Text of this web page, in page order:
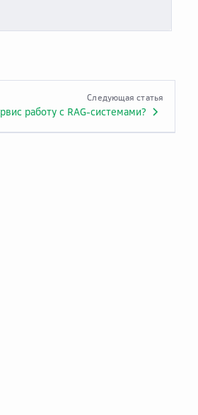
Следующая статья
работу с RAG-системами?